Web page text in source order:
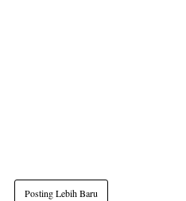
Posting Lebih Baru